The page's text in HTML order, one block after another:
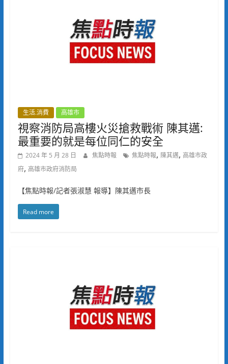
生活.消費 高雄市
視察消防局高樓火災搶救戰術 陳其邁:
最重要的就是每位同仁的安全
2024 年 5 月 28 日 焦點時報 焦點時報, 陳其邁, 高雄市政
府, 高雄市政府消防局
【焦點時報/記者張淑慧 報導】陳其邁市長
Read more